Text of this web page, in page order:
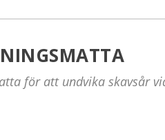
för att undvika skavsår